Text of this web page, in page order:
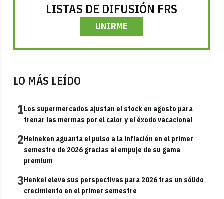
LISTAS DE DIFUSIÓN FRS
UNIRME
LO MÁS LEÍDO
1Los supermercados ajustan el stock en agosto para
frenar las mermas por el calor y el éxodo vacacional
2Heineken aguanta el pulso a la inflación en el primer
semestre de 2026 gracias al empuje de su gama
premium
3Henkel eleva sus perspectivas para 2026 tras un sólido
crecimiento en el primer semestre